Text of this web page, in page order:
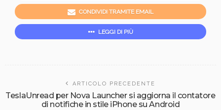
CONDIVIDI TRAMITE EMAIL
LEGGI DI PIÙ
ARTICOLO PRECEDENTE
TeslaUnread per Nova Launcher si aggiorna il contatore
di notifiche in stile iPhone su Android